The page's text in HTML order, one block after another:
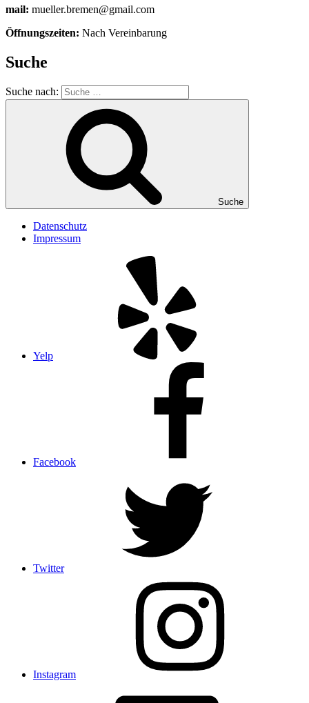
mail: mueller.bremen@gmail.com
Öffnungszeiten: Nach Vereinbarung
Suche
Suche nach:
Suche
Datenschutz
Impressum
Yelp
Facebook
Twitter
Instagram